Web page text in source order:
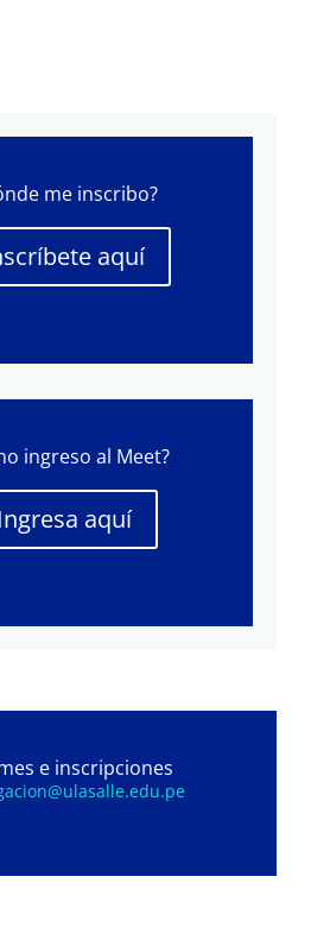
me inscribo?
aquí
ingreso al Meet?
Ingresa aquí
e inscripciones